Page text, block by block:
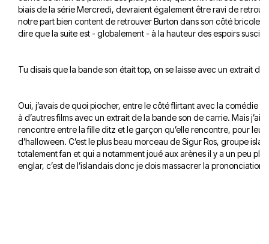
biais de la série Mercredi, devraient également être ravi de
notre part bien content de retrouver Burton dans son côté
dire que la suite est - globalement - à la hauteur des espoirs
Tu disais que la bande son était top, on se laisse avec un extrait
Oui, j’avais de quoi piocher, entre le côté flirtant avec la comédie
à d’autres films avec un extrait de la bande son de carrie. Mais j’ai
rencontre entre la fille ditz et le garçon qu’elle rencontre, pour leur
d’halloween. C’est le plus beau morceau de Sigur Ros, groupe
totalement fan et qui a notamment joué aux arènes il y a un peu
englar, c’est de l’islandais donc je dois massacrer la prononciation